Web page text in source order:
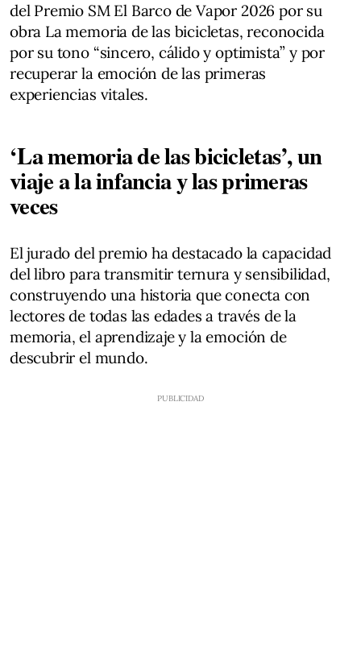
del Premio SM El Barco de Vapor 2026 por su
obra La memoria de las bicicletas, reconocida
por su tono “sincero, cálido y optimista” y por
recuperar la emoción de las primeras
experiencias vitales.
‘La memoria de las bicicletas’, un
viaje a la infancia y las primeras
veces
El jurado del premio ha destacado la capacidad
del libro para transmitir ternura y sensibilidad,
construyendo una historia que conecta con
lectores de todas las edades a través de la
memoria, el aprendizaje y la emoción de
descubrir el mundo.